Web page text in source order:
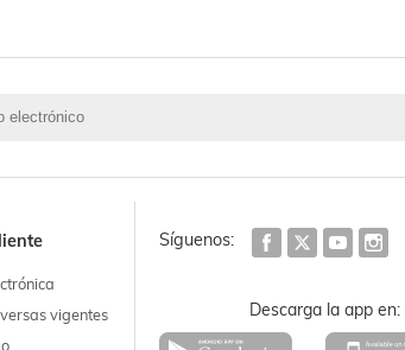
vigentes
Síguenos:
Descarga la app en: